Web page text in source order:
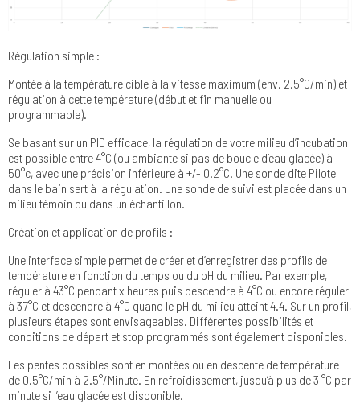
Régulation simple :
Montée à la température cible à la vitesse maximum (env. 2.5°C/min) et
régulation à cette température (début et fin manuelle ou
programmable).
Se basant sur un PID efficace, la régulation de votre milieu d’incubation
est possible entre 4°C (ou ambiante si pas de boucle d’eau glacée) à
50°c, avec une précision inférieure à +/- 0.2°C. Une sonde dite Pilote
dans le bain sert à la régulation. Une sonde de suivi est placée dans un
milieu témoin ou dans un échantillon.
Création et application de profils :
Une interface simple permet de créer et d’enregistrer des profils de
température en fonction du temps ou du pH du milieu. Par exemple,
réguler à 43°C pendant x heures puis descendre à 4°C ou encore réguler
à 37°C et descendre à 4°C quand le pH du milieu atteint 4.4. Sur un profil,
plusieurs étapes sont envisageables. Différentes possibilités et
conditions de départ et stop programmés sont également disponibles.
Les pentes possibles sont en montées ou en descente de température
de 0.5°C/min à 2.5°/Minute. En refroidissement, jusqu’à plus de 3 °C par
minute si l’eau glacée est disponible.